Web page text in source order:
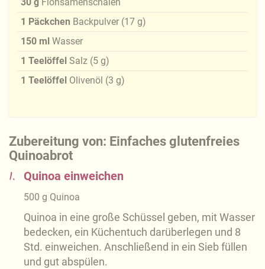
Zubereitung von: Einfaches glutenfreies
Quinoabrot
1. Quinoa einweichen
500 g Quinoa
Quinoa in eine große Schüssel geben, mit Wasser
bedecken, ein Küchentuch darüberlegen und 8
Std. einweichen. Anschließend in ein Sieb füllen
und gut abspülen.
1 Päckchen Backpulver (17 g)
150 ml Wasser
1 Teelöffel Salz (5 g)
1 Teelöffel Olivenöl (3 g)